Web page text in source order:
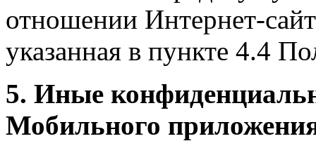
отношении Интернет-
указанная в пункте 4.4
5. Иные
Мобильного